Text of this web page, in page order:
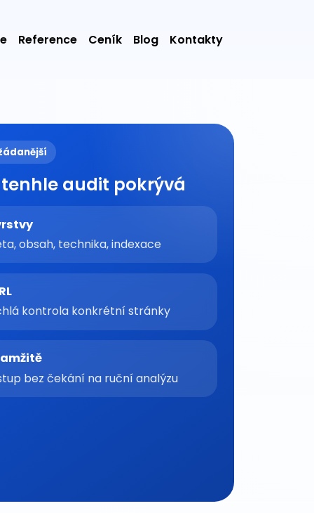
Reference Ceník Blog Kontakty
audit pokrývá
obsah, technika, indexace
kontrola konkrétní stránky
bez čekání na ruční analýzu